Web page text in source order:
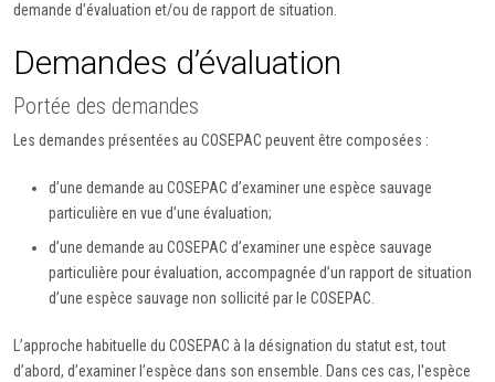
demande d’évaluation et/ou de rapport de situation.
Demandes d’évaluation
Portée des demandes
Les demandes présentées au COSEPAC peuvent être composées :
d’une demande au COSEPAC d’examiner une espèce sauvage
particulière en vue d’une évaluation;
d’une demande au COSEPAC d’examiner une espèce sauvage
particulière pour évaluation, accompagnée d’un rapport de situation
d’une espèce sauvage non sollicité par le COSEPAC.
L’approche habituelle du COSEPAC à la désignation du statut est, tout
d’abord, d’examiner l’espèce dans son ensemble. Dans ces cas, l'espèce